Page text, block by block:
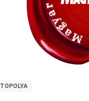
TOPOLYA